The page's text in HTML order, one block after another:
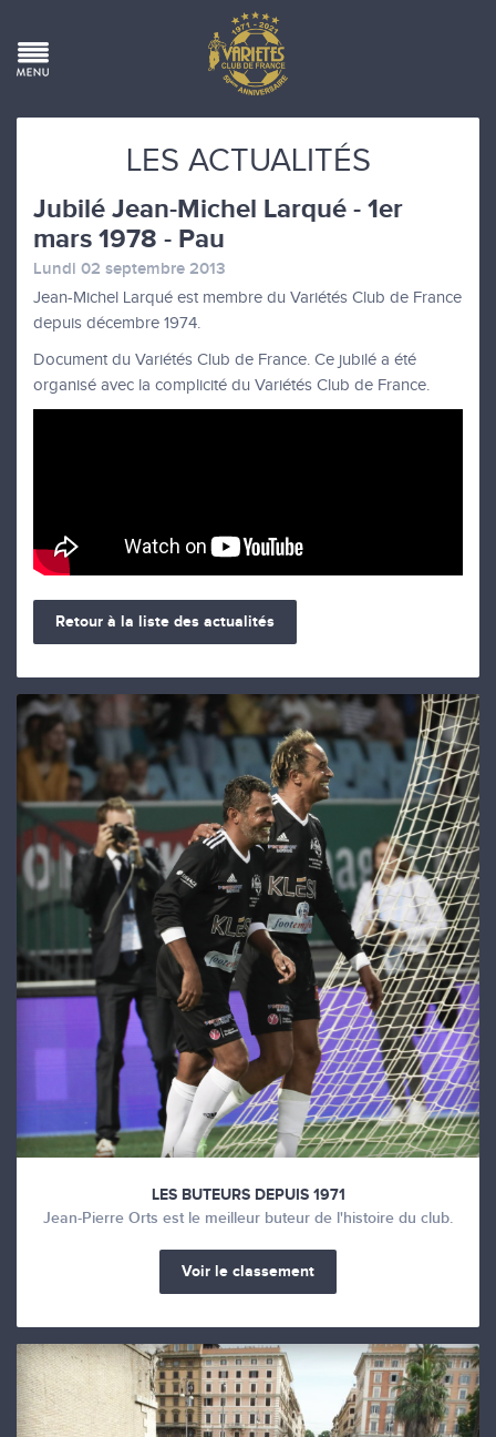
LES ACTUALITÉS
Jubilé Jean-Michel Larqué - 1er
mars 1978 - Pau
Lundi 02 septembre 2013
Jean-Michel Larqué est membre du Variétés Club de France
depuis décembre 1974.
Document du Variétés Club de France. Ce jubilé a été
organisé avec la complicité du Variétés Club de France.
Retour à la liste des actualités
LES BUTEURS DEPUIS 1971
Jean-Pierre Orts est le meilleur buteur de l'histoire du club.
Voir le classement